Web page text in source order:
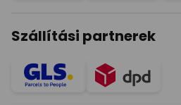
Szállítási partnerek